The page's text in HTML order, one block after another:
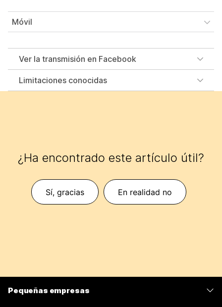
Móvil
Ver la transmisión en Facebook
Limitaciones conocidas
¿Ha encontrado este artículo útil?
Sí, gracias En realidad no
Pequeñas empresas